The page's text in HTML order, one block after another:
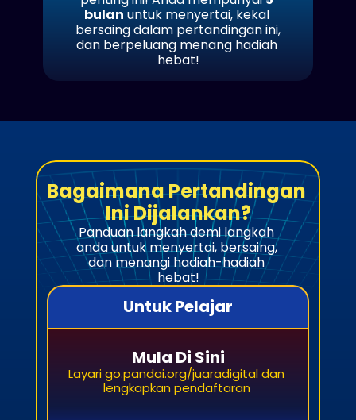
bulan untuk menyertai, kekal
bersaing dalam pertandingan ini,
dan berpeluang menang hadiah
hebat!
Bagaimana Pertandingan
Ini Dijalankan?
Panduan langkah demi langkah
anda untuk menyertai, bersaing,
dan menangi hadiah-hadiah
hebat!
Untuk Pelajar
Mula Di Sini
Layari go.pandai.org/juaradigital dan
lengkapkan pendaftaran